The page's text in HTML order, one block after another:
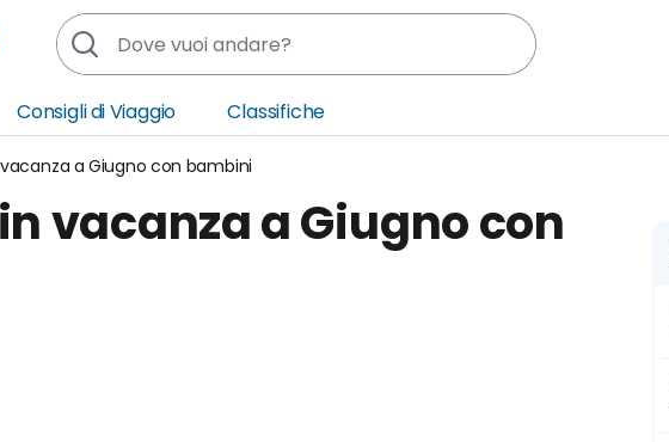
Asia
America Centrale
Consigli di Viaggio Classifiche
a Giugno con bambini
vacanza a Giugno con